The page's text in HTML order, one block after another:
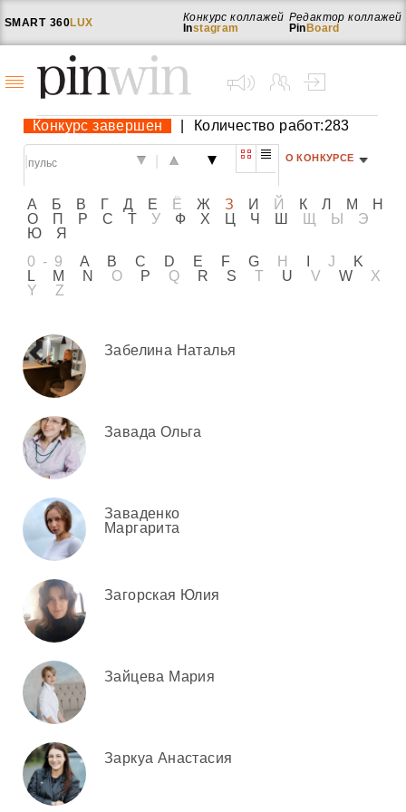
SMART 360LUX
Редактор коллажей
Pin Board
Конкурс коллажей
Instagram
Конкурс завершен Количество работ:283
О КОНКУРСЕ
А Б В Г Д Е Ё Ж З И Й К Л М
Н
О
П Р С Т У Ф Х Ц Ч Ш Ы Э
Ю
Я
0-9
A B C D E F G H J
K
L
M N O P Q R S T U V W
X
Y
Z
Забелина Наталья
Завада Ольга
Заваденко
Маргарита
Загорская Юлия
Зайцева Мария
Заркуа Анастасия